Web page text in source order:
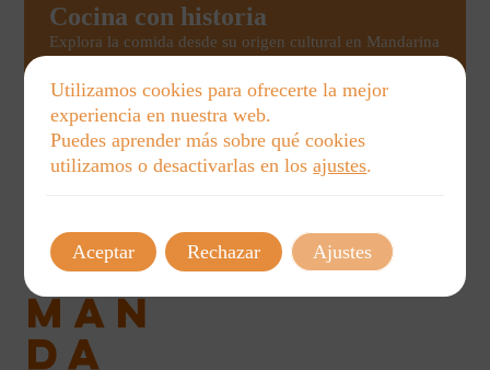
Cocina con historia
Explora la comida desde su origen cultural en Mandarina
y adultos conectan memorias, costumbres y sabores para
un aprendizaje único y cercano.
Ver talleres
Utilizamos cookies para ofrecerte la mejor
experiencia en nuestra web.
Puedes aprender más sobre qué cookies
utilizamos o desactivarlas en losajustes.
Aceptar Rechazar Ajustes